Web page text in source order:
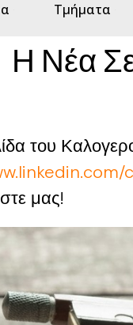
Τμήματα
Η Νέα
του
μας!